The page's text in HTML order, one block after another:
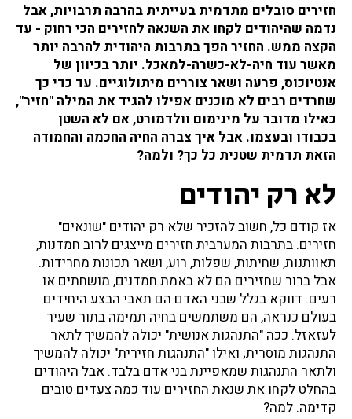
חזירים סובלים מתדמית בעייתית בהרבה תרבויות, אבל
נדמה שהיהודים לקחו את השנאה לחזירים הכי רחוק - עד
הקצה ממש. החזיר הפך בתרבות היהודית להרבה יותר
מאשר עוד חיה-לא-כשרה-למאכל. יותר בכיוון של
אנטיוכוס, פרעה ושאר צוררים מיתולוגיים. עד כדי כך
שחרדים רבים לא מוכנים אפילו להגיד את המילה "חזיר",
כאילו מדובר על מינימום וולדמורט, אם לא השטן
בכבודו ובעצמו. אבל איך צברה החיה החכמה והחמודה
הזאת תדמית שטנית כל כך? ולמה?
לא רק יהודים
אז קודם כל, חשוב להזכיר שלא רק יהודים "שונאים"
חזירים. בתרבות המערבית חזירים מייצגים לרוב חמדנות,
תאוותנות, שחיתות, שפלות, רוע, ושאר תכונות מחרידות.
אבל ברור שחזירים הם לא באמת חמדנים, מושחתים או
רעים. דווקא בגלל שבני האדם הם תאבי הבצע היחידים
בעולם כנראה, הם משתמשים בחיה תמימה בתור שעיר
לעזאזל. ככה "התנהגות אנושית" יכולה להמשיך לתאר
התנהגות מוסרית; ואילו "התנהגות חזירית" יכולה להמשיך
ולתאר התנהגות שמאפיינת בני אדם בלבד. אבל היהודים
בהחלט לקחו את שנאת החזירים עוד כמה צעדים טובים
קדימה. למה?